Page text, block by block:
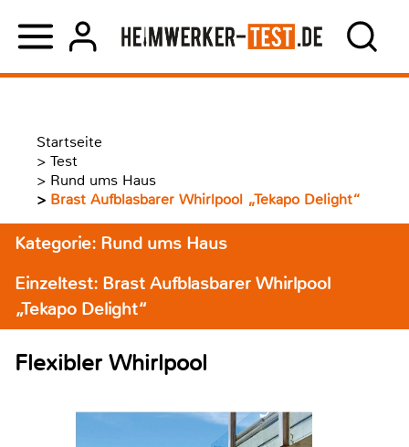
Startseite
> Test
> Rund ums Haus
> Brast Aufblasbarer Whirlpool „Tekapo Delight“
Kategorie: Rund ums Haus
Einzeltest: Brast Aufblasbarer Whirlpool
„Tekapo Delight“
Flexibler Whirlpool